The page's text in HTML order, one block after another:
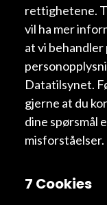
rettighetene.
vil ha mer
at vi
Datatilsynet.
gjerne at du
dine spørsmål
misforståelser.
7 Cookies